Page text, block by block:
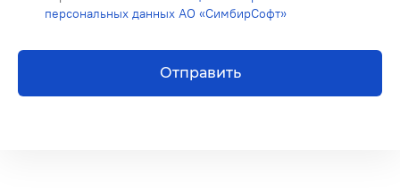
персональных данных АО «СимбирСофт»
Отправить